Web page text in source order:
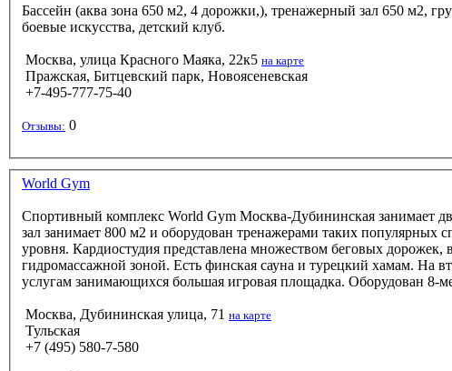
Бассейн (аква зона 650 м2, 4 дорожки,), тренажерный зал 650 м2,
боевые искусства, детский клуб.
Москва, улица Красного Маяка, 22к5 на карте
Пражская, Битцевский парк, Новоясеневская
+7-495-777-75-40
Отзывы: 0
World Gym
Спортивный комплекс World Gym Москва-Дубининская занимает
зал занимает 800 м2 и оборудован тренажерами таких популярных
уровня. Кардиостудия представлена множеством беговых
гидромассажной зоной. Есть финская сауна и турецкий хамам. На
услугам занимающихся большая игровая площадка. Оборудован 8-
Москва, Дубининская улица, 71 на карте
Тульская
+7 (495) 580-7-580